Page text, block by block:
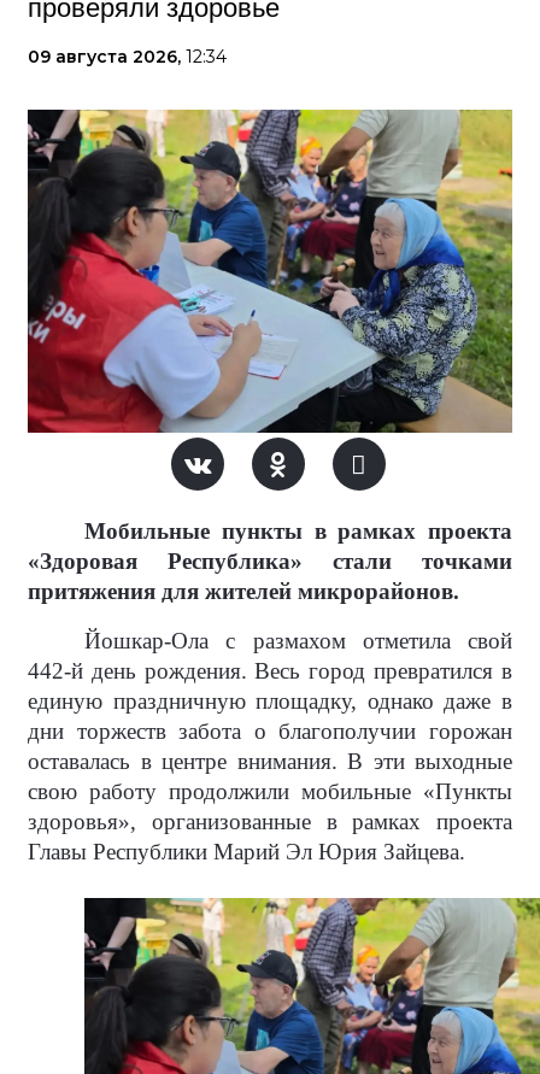
проверяли здоровье
09 августа 2026, 12:34
Мобильные пункты в рамках проекта
«Здоровая Республика» стали точками
притяжения для жителей микрорайонов.
Йошкар-Ола с размахом отметила свой
442-й день рождения. Весь город превратился в
единую праздничную площадку, однако даже в
дни торжеств забота о благополучии горожан
оставалась в центре внимания. В эти выходные
свою работу продолжили мобильные «Пункты
здоровья», организованные в рамках проекта
Главы Республики Марий Эл Юрия Зайцева.